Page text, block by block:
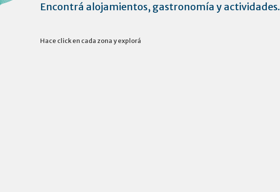
Encontrá alojamientos, gastronomía y actividades.
Hace click en cada zona y explorá